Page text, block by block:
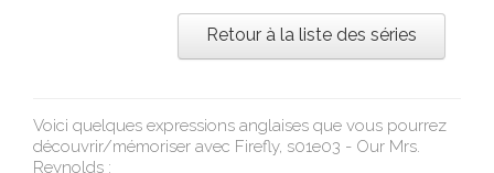
Retour à la liste des séries
Voici quelques expressions anglaises que vous pourrez
découvrir/mémoriser avec Firefly, s01e03 - Our Mrs.
Reynolds :